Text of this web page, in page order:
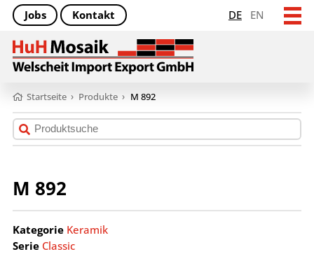
DE EN
Jobs Kontakt
Startseite › Produkte › M 892
M 892
Kategorie Keramik
Serie Classic